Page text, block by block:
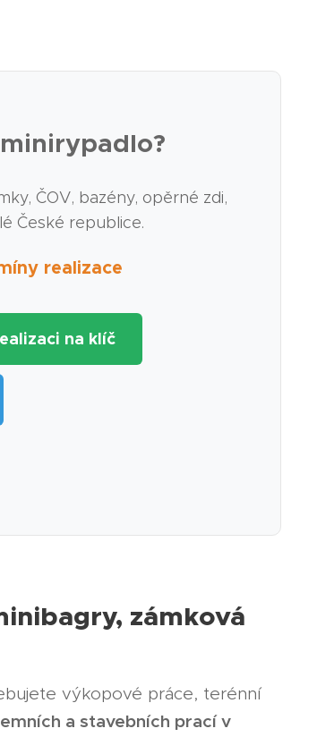
ČOV, bazény, opěrné zdi,
České republice.
realizace
na klíč
zámková
výkopové práce, terénní
a stavebních prací v